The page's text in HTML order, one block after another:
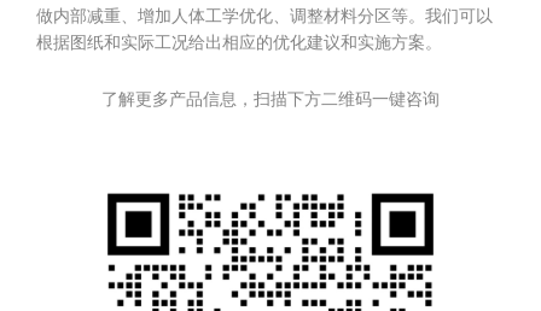
做内部减重、增加人体工学优化、调整材料分区等。我们可以
根据图纸和实际工况给出相应的优化建议和实施方案。
了解更多产品信息，扫描下方二维码一键咨询